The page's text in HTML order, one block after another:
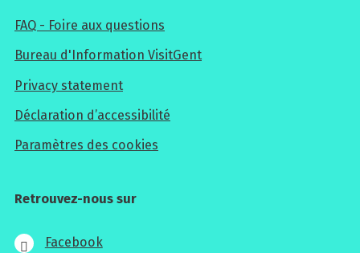
FAQ - Foire aux questions
Bureau d'Information VisitGent
Privacy statement
Déclaration d’accessibilité
Paramètres des cookies
Retrouvez-nous sur
Facebook